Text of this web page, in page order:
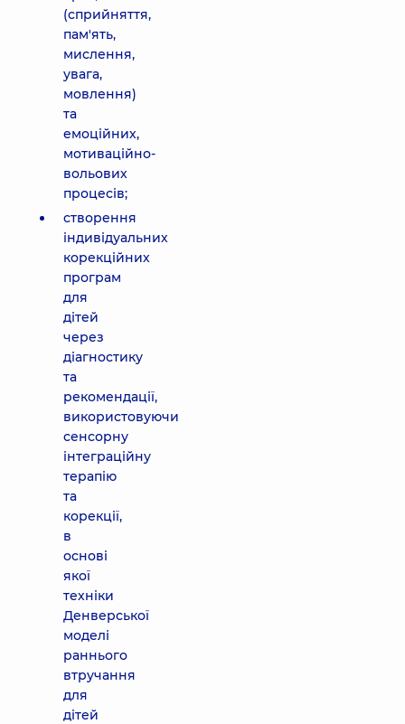
(сприйняття,
пам'ять,
мислення,
увага,
мовлення)
та
емоційних,
мотиваційно-
вольових
процесів;
створення
індивідуальних
корекційних
програм
для
дітей
через
діагностику
та
рекомендації,
використовуючи
сенсорну
інтеграційну
терапію
та
корекції,
в
основі
якої
техніки
Денверської
моделі
раннього
втручання
для
дітей